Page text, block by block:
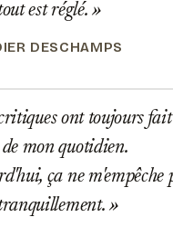
est réglé.
DESCHAMPS
ont toujours fait
mon quotidien.
ça ne m'empêche